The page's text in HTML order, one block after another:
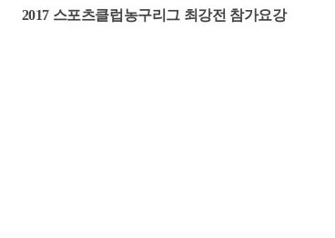
2017 스포츠클럽농구리그 최강전 참가요강